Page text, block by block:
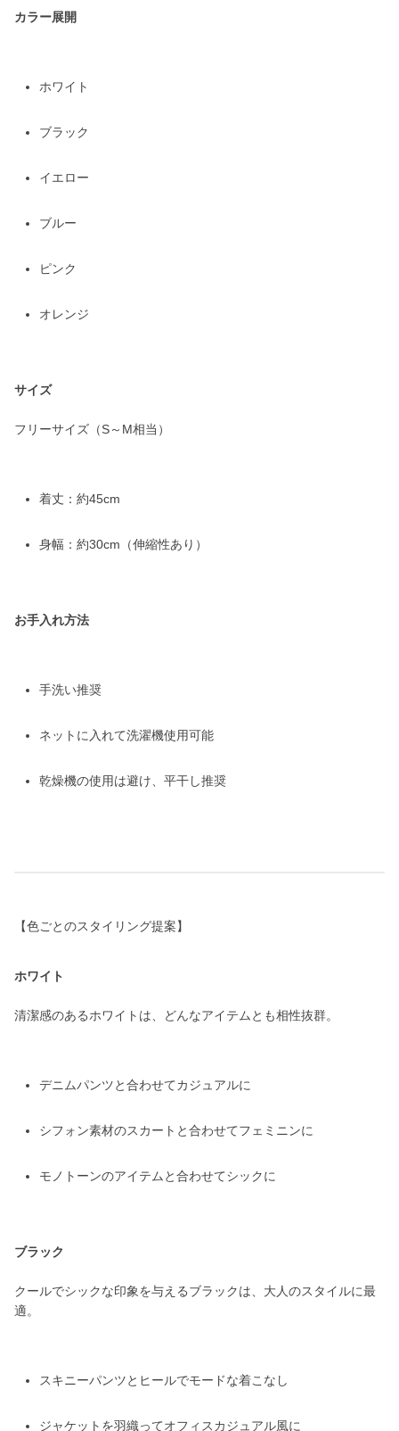
カラー展開
ホワイト
ブラック
イエロー
ブルー
ピンク
オレンジ
サイズ
フリーサイズ（S～M相当）
着丈：約45cm
身幅：約30cm（伸縮性あり）
お手入れ方法
手洗い推奨
ネットに入れて洗濯機使用可能
乾燥機の使用は避け、平干し推奨
【色ごとのスタイリング提案】
ホワイト
清潔感のあるホワイトは、どんなアイテムとも相性抜群。
デニムパンツと合わせてカジュアルに
シフォン素材のスカートと合わせてフェミニンに
モノトーンのアイテムと合わせてシックに
ブラック
クールでシックな印象を与えるブラックは、大人のスタイルに最
適。
スキニーパンツとヒールでモードな着こなし
ジャケットを羽織ってオフィスカジュアル風に